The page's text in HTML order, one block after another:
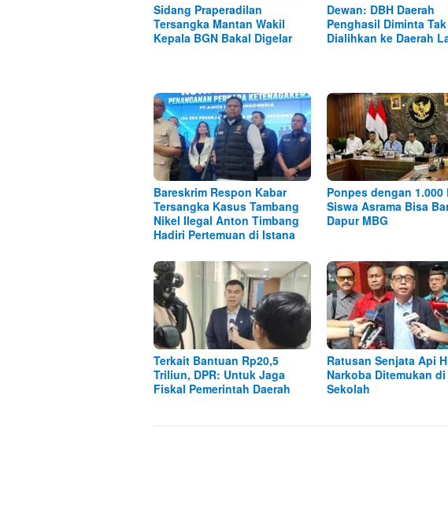
Sidang Praperadilan
Tersangka Mantan Wakil
Kepala BGN Bakal Digelar
Dewan: DBH Daerah
Penghasil Diminta Tak
Dialihkan ke Daerah
Bareskrim Respon Kabar
Tersangka Kasus Tambang
Nikel Ilegal Anton Timbang
Hadiri Pertemuan di Istana
Ponpes dengan 1.000
Siswa Asrama Bisa
Dapur MBG
Terkait Bantuan Rp20,5
Triliun, DPR: Untuk Jaga
Fiskal Pemerintah Daerah
Ratusan Senjata Api
Narkoba Ditemukan di
Sekolah